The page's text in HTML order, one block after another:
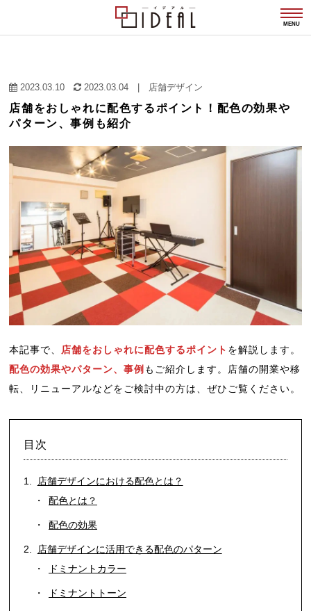
MENU
2023.03.10 2023.03.04 店舗デザイン
店舗をおしゃれに配色するポイント！配色の効果や
パターン、事例も紹介
本記事で、 店舗をおしゃれに配色するポイント を解説します。
配色の効果やパターン、事例 もご紹介します。店舗の開業や移
転、リニューアルなどをご検討中の方は、ぜひご覧ください。
目次
店舗デザインにおける配色とは？
配色とは？
配色の効果
店舗デザインに活用できる配色のパターン
ドミナントカラー
ドミナントトーン